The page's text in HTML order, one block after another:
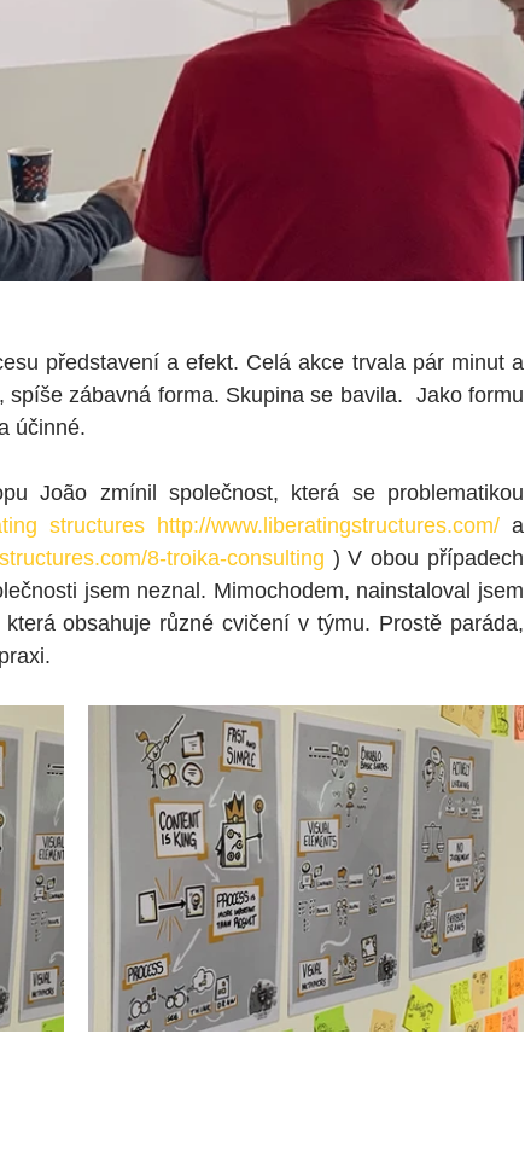
představení a efekt. Celá akce trvala pár minut a
zábavná forma. Skupina se bavila.  Jako formu
účinné.
João zmínil společnost, která se problematikou
structures http://www.liberatingstructures.com/
8-troika-consulting ) V obou případech
jsem neznal. Mimochodem, nainstaloval jsem
která obsahuje různé cvičení v týmu. Prostě paráda,